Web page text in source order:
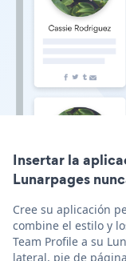
Insertar la
Lunarpages
Cree su aplicación
combine el estilo y
Team Profile a su
lateral, pie de